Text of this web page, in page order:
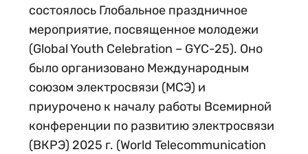
состоялось Глобальное праздничное
мероприятие, посвященное молодежи
(Global Youth Celebration – GYC-25). Оно
было организовано Международным
союзом электросвязи (МСЭ) и
приурочено к началу работы Всемирной
конференции по развитию электросвязи
(ВКРЭ) 2025 г. (World Telecommunication